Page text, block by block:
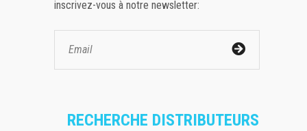
inscrivez-vous à notre newsletter:
RECHERCHE DISTRIBUTEURS